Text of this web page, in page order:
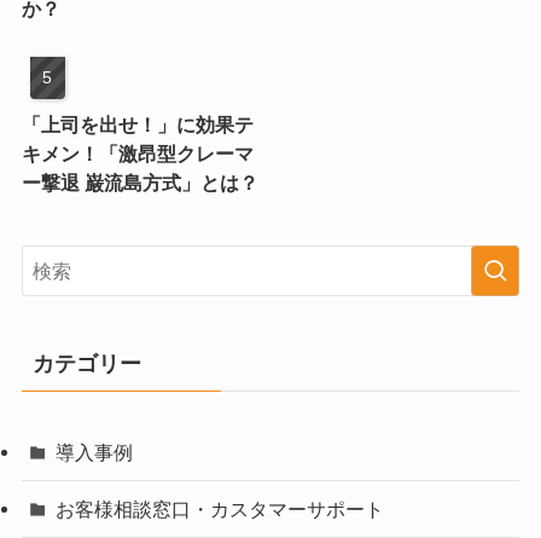
か？
「上司を出せ！」に効果テ
キメン！「激昂型クレーマ
ー撃退 巌流島方式」とは？
カテゴリー
導入事例
お客様相談窓口・カスタマーサポート